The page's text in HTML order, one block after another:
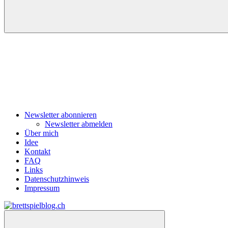
Navigation
Newsletter abonnieren
Newsletter abmelden
Über mich
Idee
Kontakt
FAQ
Links
Datenschutzhinweis
Impressum
Zum
Inhalt